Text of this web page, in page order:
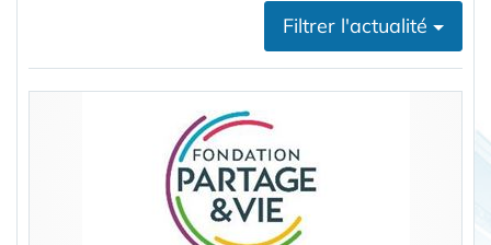
Filtrer l'actualité